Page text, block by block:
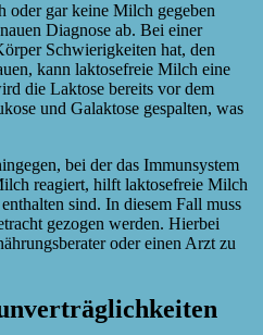
oder gar keine Milch gegeben
Diagnose ab. Bei einer
Schwierigkeiten hat, den
kann laktosefreie Milch eine
die Laktose bereits vor dem
und Galaktose gespalten, was
bei der das Immunsystem
reagiert, hilft laktosefreie Milch
sind. In diesem Fall muss
gezogen werden. Hierbei
oder einen Arzt zu